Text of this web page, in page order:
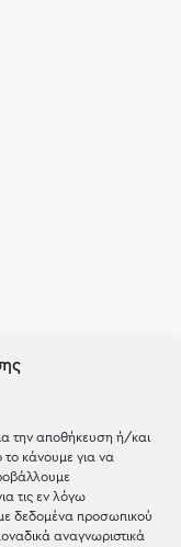
την αποθήκευση ή/και
κάνουμε για να
τις εν λόγω
δεδομένα προσωπικού
αναγνωριστικά